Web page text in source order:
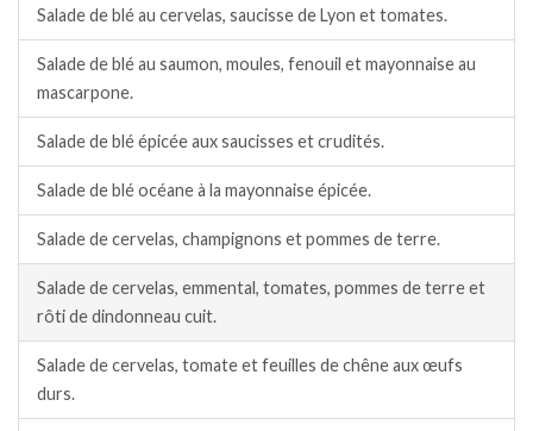
Salade de blé au cervelas, saucisse de Lyon et tomates.
Salade de blé au saumon, moules, fenouil et mayonnaise au
mascarpone.
Salade de blé épicée aux saucisses et crudités.
Salade de blé océane à la mayonnaise épicée.
Salade de cervelas, champignons et pommes de terre.
Salade de cervelas, emmental, tomates, pommes de terre et
rôti de dindonneau cuit.
Salade de cervelas, tomate et feuilles de chêne aux œufs
durs.